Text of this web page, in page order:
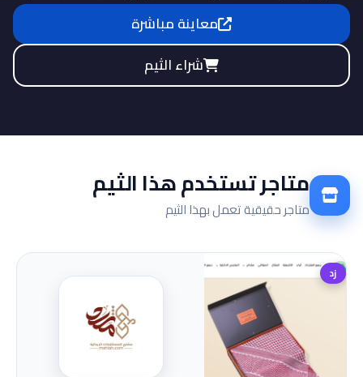
معاينة مباشرة
شراء الثيم
متاجر تستخدم هذا الثيم
متاجر حقيقية تعمل بهذا الثيم
زد